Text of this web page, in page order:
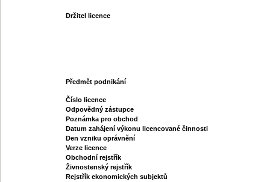
Držitel licence
Předmět podnikání
Číslo licence
Odpovědný zástupce
Poznámka pro obchod
Datum zahájení výkonu licencované činnosti
Den vzniku oprávnění
Verze licence
Obchodní rejstřík
Živnostenský rejstřík
Rejstřík ekonomických subjektů